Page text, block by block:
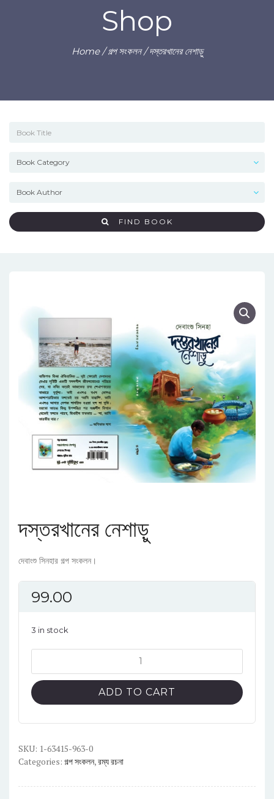
Shop
Home/গল্প সংকলন/ দস্তরখানের নেশাড়ু
FIND BOOK
দস্তরখানের নেশাড়ু
দেবাংশু সিনহার গল্প সংকলন।
99.00
3 in stock
নেশাড়ু
quantity
ADD TO CART
SKU: 1-63415-963-0
Categories: গল্প সংকলন,রম্য রচনা